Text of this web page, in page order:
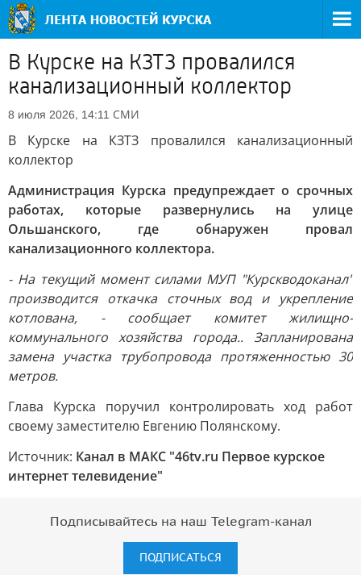
В Курске на КЗТЗ провалился
канализационный коллектор
8 июля 2026, 14:11 СМИ
В Курске на КЗТЗ провалился канализационный
коллектор
Администрация Курска предупреждает о срочных
работах, которые развернулись на улице
Ольшанского, где обнаружен провал
канализационного коллектора.
- На текущий момент силами МУП "Курскводоканал"
производится откачка сточных вод и укрепление
котлована, - сообщает комитет жилищно-
коммунального хозяйства города.. Запланирована
замена участка трубопровода протяженностью 30
метров.
Глава Курска поручил контролировать ход работ
своему заместителю Евгению Полянскому.
Источник: Канал в МАКС "46tv.ru Первое курское
интернет телевидение"
Подписывайтесь на наш Telegram-канал
ПОДПИСАТЬСЯ